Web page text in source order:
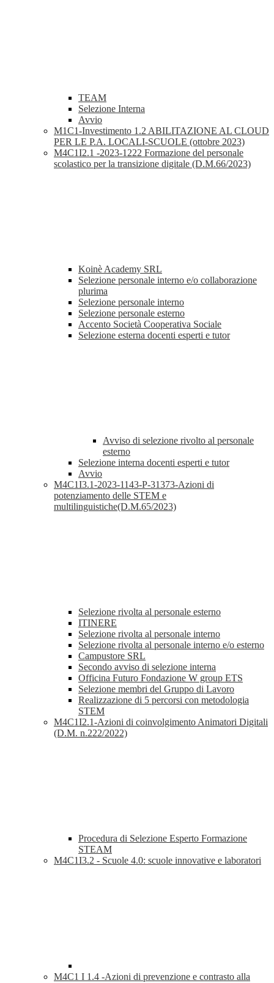
TEAM
Selezione Interna
Avvio
M1C1-Investimento 1.2 ABILITAZIONE AL CLOUD
PER LE P.A. LOCALI-SCUOLE (ottobre 2023)
M4C1I2.1 -2023-1222 Formazione del personale
scolastico per la transizione digitale (D.M.66/2023)
Koinè Academy SRL
Selezione personale interno e/o collaborazione
plurima
Selezione personale interno
Selezione personale esterno
Accento Società Cooperativa Sociale
Selezione esterna docenti esperti e tutor
Avviso di selezione rivolto al personale
esterno
Selezione interna docenti esperti e tutor
Avvio
M4C1I3.1-2023-1143-P-31373-Azioni di
potenziamento delle STEM e
multilinguistiche(D.M.65/2023)
Selezione rivolta al personale esterno
ITINERE
Selezione rivolta al personale interno
Selezione rivolta al personale interno e/o esterno
Campustore SRL
Secondo avviso di selezione interna
Officina Futuro Fondazione W group ETS
Selezione membri del Gruppo di Lavoro
Realizzazione di 5 percorsi con metodologia
STEM
M4C1I2.1-Azioni di coinvolgimento Animatori Digitali
(D.M. n.222/2022)
Procedura di Selezione Esperto Formazione
STEAM
M4C1I3.2 - Scuole 4.0: scuole innovative e laboratori
M4C1 I 1.4 -Azioni di prevenzione e contrasto alla